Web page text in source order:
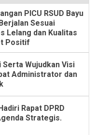
PICU RSUD Bayu
Sesuai
Lelang dan Kualitas
Positif
Wujudkan Visi
Administrator dan
Rapat DPRD
Strategis.